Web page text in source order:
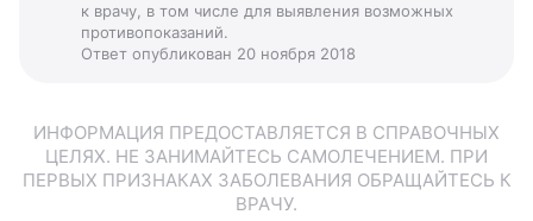
к врачу, в том числе для выявления возможных
противопоказаний.
Ответ опубликован 20 ноября 2018
ИНФОРМАЦИЯ ПРЕДОСТАВЛЯЕТСЯ В СПРАВОЧНЫХ
ЦЕЛЯХ. НЕ ЗАНИМАЙТЕСЬ САМОЛЕЧЕНИЕМ. ПРИ
ПЕРВЫХ ПРИЗНАКАХ ЗАБОЛЕВАНИЯ ОБРАЩАЙТЕСЬ К
ВРАЧУ.